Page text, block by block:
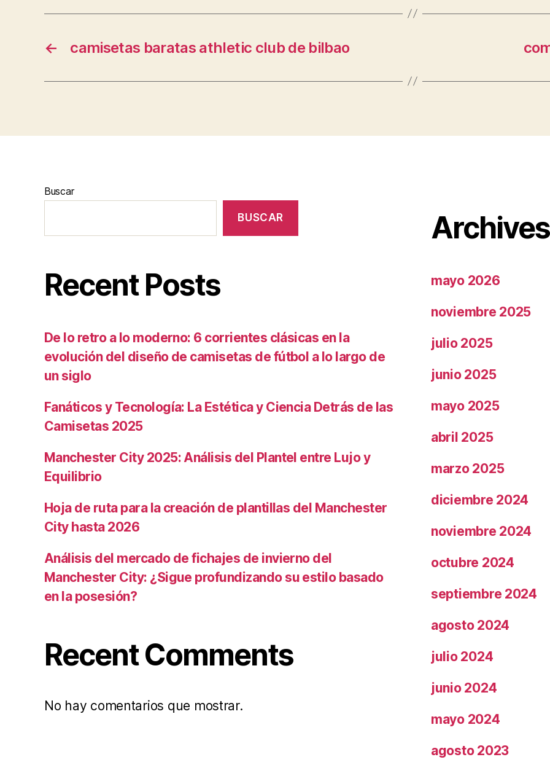
← camisetas baratas athletic club de bilbao
Buscar
BUSCAR
Recent Posts
De lo retro a lo moderno: 6 corrientes clásicas en la
evolución del diseño de camisetas de fútbol a lo largo de
un siglo
Fanáticos y Tecnología: La Estética y Ciencia Detrás de las
Camisetas 2025
Manchester City 2025: Análisis del Plantel entre Lujo y
Equilibrio
Hoja de ruta para la creación de plantillas del Manchester
City hasta 2026
Análisis del mercado de fichajes de invierno del
Manchester City: ¿Sigue profundizando su estilo basado
en la posesión?
Recent Comments
No hay comentarios que mostrar.
Archives
mayo 2026
noviembre 2025
julio 2025
junio 2025
mayo 2025
abril 2025
marzo 2025
diciembre 2024
noviembre 2024
octubre 2024
septiembre 2024
agosto 2024
julio 2024
junio 2024
mayo 2024
agosto 2023